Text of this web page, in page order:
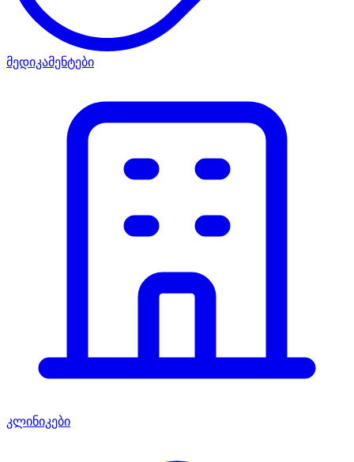
მედიკამენტები
კლინიკები